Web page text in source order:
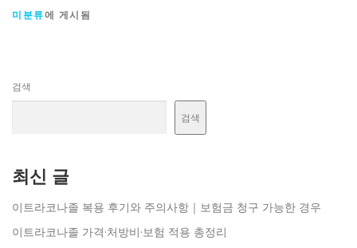
미분류에 게시됨
검색
검색
최신 글
이트라코나졸 복용 후기와 주의사항｜보험금 청구 가능한 경우
이트라코나졸 가격·처방비·보험 적용 총정리